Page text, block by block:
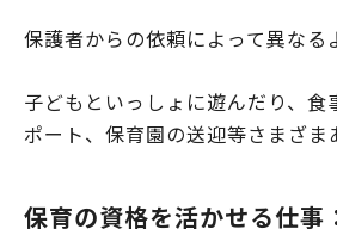
保護者からの依頼によって異なる
子どもといっしょに遊んだり、食
ポート、保育園の送迎等さまざま
保育の資格を活かせる仕事